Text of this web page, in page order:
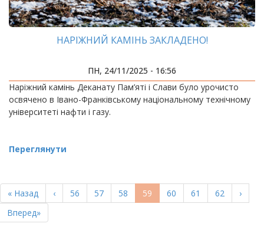
НАРІЖНИЙ КАМІНЬ ЗАКЛАДЕНО!
ПН, 24/11/2025 - 16:56
Наріжний камінь Деканату Пам’яті і Слави було урочисто
освячено в Івано-Франківському національному технічному
університеті нафти і газу.
Переглянути
НА
СТОРІНКИ
Перша
сторінка
« Назад
Попередня
сторінка
‹ Page
56 Page
57 Page
58
Поточна
сторінка
59 Page
60 Page
61 Page
62
›
Остання
сторінка
Вперед»